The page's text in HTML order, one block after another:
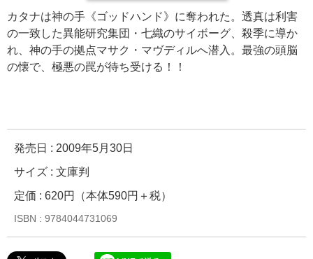
カタナは神の手《ゴッドハンド》に奪われた。透真は利害
の一致した異能研究集団・七織のサイボーグ、殺季に導か
れ、神の手の拠点マサク・マヴディルへ潜入。最強の頭脳
の懐で、極悪の罠が待ち受ける！！
発売日 : 2009年5月30日
サイズ : 文庫判
定価 : 620円（本体590円＋税）
ISBN : 9784044731069